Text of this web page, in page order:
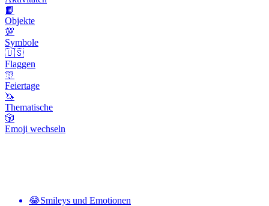
📙
Objekte
💯
Symbole
🇺🇸
Flaggen
🎊
Feiertage
🦄
Thematische
🎲
Emoji wechseln
😂Smileys und Emotionen